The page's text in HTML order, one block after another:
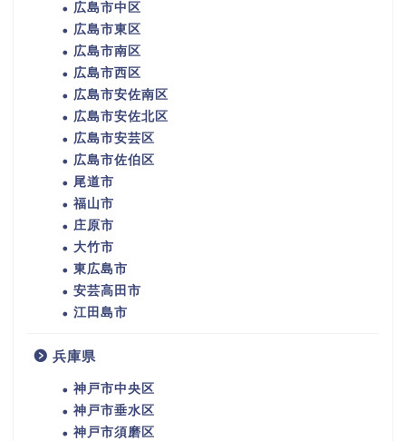
広島市中区
広島市東区
広島市南区
広島市西区
広島市安佐南区
広島市安佐北区
広島市安芸区
広島市佐伯区
尾道市
福山市
庄原市
大竹市
東広島市
安芸高田市
江田島市
兵庫県
神戸市中央区
神戸市垂水区
神戸市須磨区